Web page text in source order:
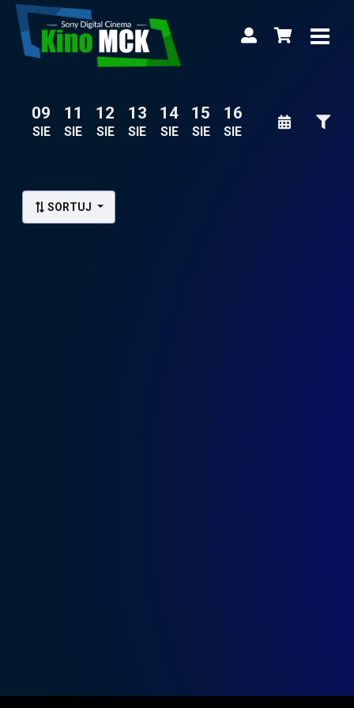
09
SIE
11
SIE
12
SIE
13
SIE
14
SIE
15
SIE
16
SIE
Lista wydarzeń:
SORTUJ